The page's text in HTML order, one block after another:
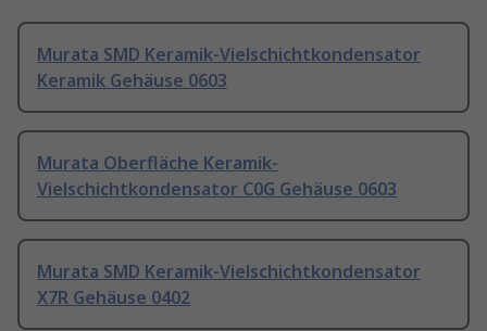
Murata SMD Keramik-Vielschichtkondensator
Keramik Gehäuse 0603
Murata Oberfläche Keramik-
Vielschichtkondensator C0G Gehäuse 0603
Murata SMD Keramik-Vielschichtkondensator
X7R Gehäuse 0402